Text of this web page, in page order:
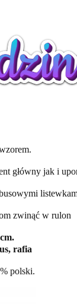
główny jak i
zwinąć w rulon
rafia
polski.